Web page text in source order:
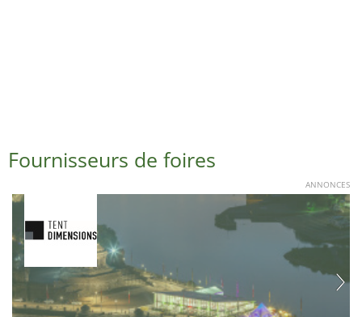
Fournisseurs de foires
ANNONCES